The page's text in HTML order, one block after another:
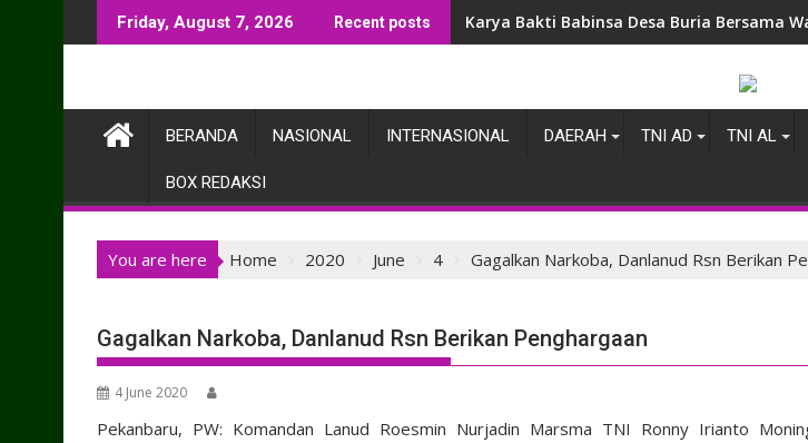
to
Friday, August 7, 2026 Recent posts Karya Bakti Babinsa Desa Buria Bersama
BERANDA NASIONAL INTERNASIONAL DAERAH TNI AD TNI AL
BOX REDAKSI
You are here Home 2020 June 4 Gagalkan Narkoba, Danlanud Rsn Berikan
Gagalkan Narkoba, Danlanud Rsn Berikan Penghargaan
4 June 2020
Pekanbaru, PW: Komandan Lanud Roesmin Nurjadin Marsma TNI Ronny Irianto